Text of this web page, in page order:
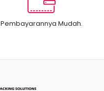
Pembayarannya Mudah.